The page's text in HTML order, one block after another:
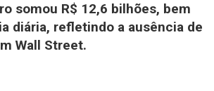
somou R$ 12,6 bilhões, bem
diária, refletindo a ausência de
Wall Street.